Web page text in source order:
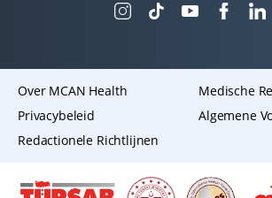
Over MCAN Health
Medische
Privacybeleid
Algemene
Redactionele Richtlijnen